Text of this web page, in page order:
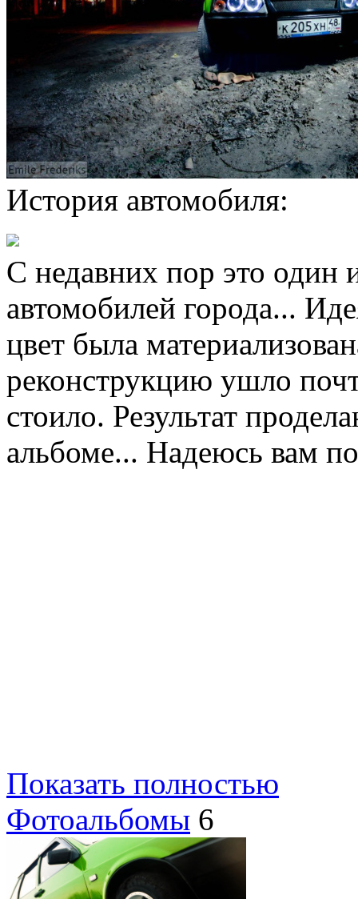
История автомобиля:
С недавних пор это
автомобилей города...
цвет была
реконструкцию ушло
стоило. Результат
альбоме... Надеюсь вам
Показать полностью
Фотоальбомы 6